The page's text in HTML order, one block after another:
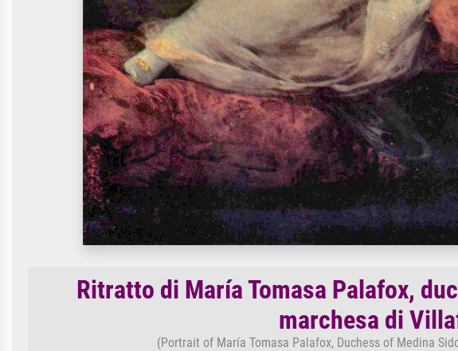
Ritratto di María Tomasa Palafox,
marchesa di
(Portrait of María Tomasa Palafox, Duchess of Medina